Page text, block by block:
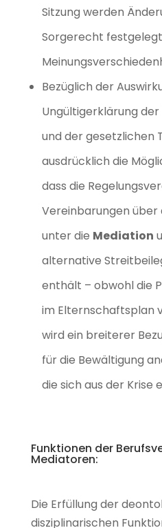
Sitzung werden
Sorgerecht
Bezüglich der
Ungültigerklärung der
und der gesetzlichen
ausdrücklich die
dass die
Vereinbarungen
unter die Mediation
alternative
enthält – obwohl die
im Elternschaftsplan
wird ein breiterer
für die Bewältigung
die sich aus der Krise
Funktionen der
Mediatoren:
Die Erfüllung der
disziplinarischen